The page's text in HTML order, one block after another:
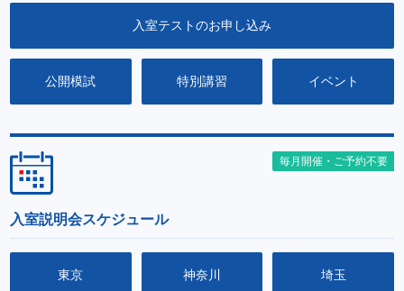
入室テストのお申し込み
公開模試 特別講習 イベント
入室説明会スケジュール
毎月開催・ご予約不要
東京 神奈川 埼玉